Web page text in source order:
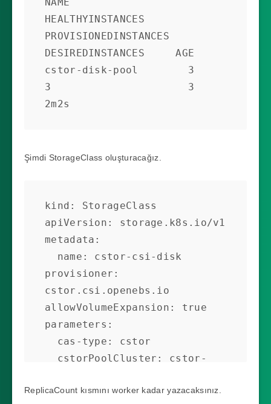
       - blockDevices:
           - blockDeviceName:
"blockdevice-
01afcdbe3a9c9e3b281c7133b2af1b68"
     poolConfig:
       dataRaidGroupType:
"stripe"
HEALTHYINSTANCES
PROVISIONEDINSTANCES
DESIREDINSTANCES     AGE
cstor-disk-pool        3
3                      3
2m2s
Şimdi StorageClass oluşturacağız.
kind: StorageClass
apiVersion: storage.k8s.io/v1
metadata:
provisioner:
cstor.csi.openebs.io
allowVolumeExpansion: true
parameters:
  replicaCount: "3"
ReplicaCount kısmını worker kadar yazacaksınız.